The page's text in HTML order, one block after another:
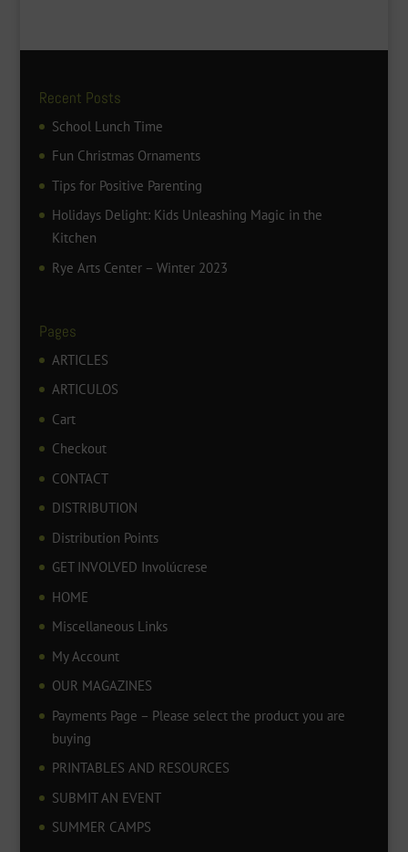
Recent Posts
School Lunch Time
Fun Christmas Ornaments
Tips for Positive Parenting
Holidays Delight: Kids Unleashing Magic in the
Kitchen
Rye Arts Center – Winter 2023
Pages
ARTICLES
ARTICULOS
Cart
Checkout
CONTACT
DISTRIBUTION
Distribution Points
GET INVOLVED Involúcrese
HOME
Miscellaneous Links
My Account
OUR MAGAZINES
Payments Page – Please select the product you are
buying
PRINTABLES AND RESOURCES
SUBMIT AN EVENT
SUMMER CAMPS